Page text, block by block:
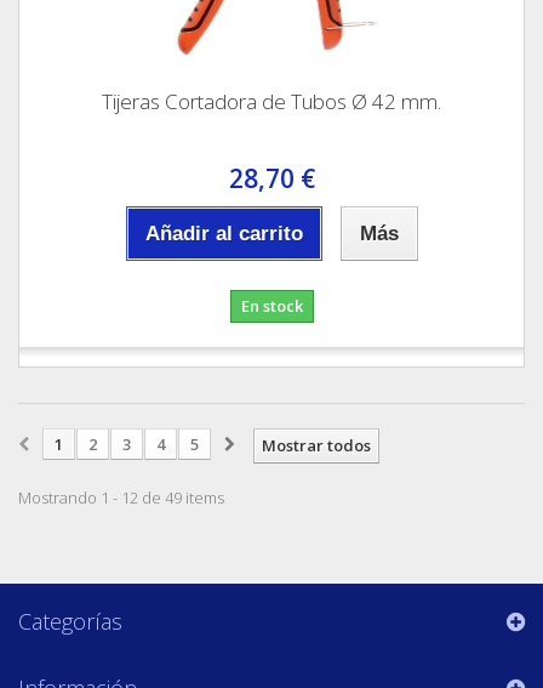
Tijeras Cortadora de Tubos Ø 42 mm.
28,70 €
Añadir al carrito Más
En stock
Mostrar todos
1 2 3 4 5
Mostrando 1 - 12 de 49 items
Categorías